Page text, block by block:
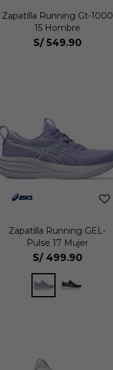
Zapatilla Running Gt-1000
15 Hombre
S/ 549.90
Zapatilla Running GEL-
Pulse 17 Mujer
S/ 499.90